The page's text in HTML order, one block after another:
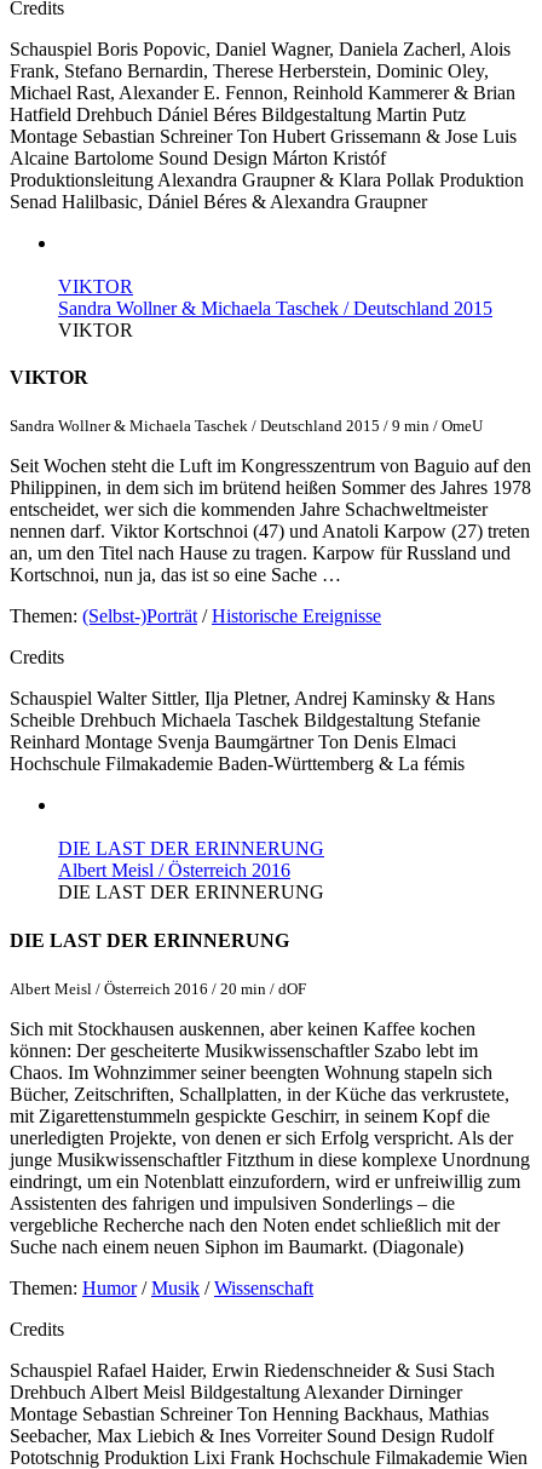
Credits
Schauspiel Boris Popovic, Daniel Wagner, Daniela Zacherl, Alois
Frank, Stefano Bernardin, Therese Herberstein, Dominic Oley,
Michael Rast, Alexander E. Fennon, Reinhold Kammerer & Brian
Hatfield Drehbuch Dániel Béres Bildgestaltung Martin Putz
Montage Sebastian Schreiner Ton Hubert Grissemann & Jose Luis
Alcaine Bartolome Sound Design Márton Kristóf
Produktionsleitung Alexandra Graupner & Klara Pollak Produktion
Senad Halilbasic, Dániel Béres & Alexandra Graupner
VIKTOR
Sandra Wollner & Michaela Taschek / Deutschland 2015
VIKTOR
VIKTOR
Sandra Wollner & Michaela Taschek / Deutschland 2015 / 9 min / OmeU
Seit Wochen steht die Luft im Kongresszentrum von Baguio auf den
Philippinen, in dem sich im brütend heißen Sommer des Jahres 1978
entscheidet, wer sich die kommenden Jahre Schachweltmeister
nennen darf. Viktor Kortschnoi (47) und Anatoli Karpow (27) treten
an, um den Titel nach Hause zu tragen. Karpow für Russland und
Kortschnoi, nun ja, das ist so eine Sache …
Themen: (Selbst-)Porträt /Historische Ereignisse
Credits
Schauspiel Walter Sittler, Ilja Pletner, Andrej Kaminsky & Hans
Scheible Drehbuch Michaela Taschek Bildgestaltung Stefanie
Reinhard Montage Svenja Baumgärtner Ton Denis Elmaci
Hochschule Filmakademie Baden-Württemberg & La fémis
DIE LAST DER ERINNERUNG
Albert Meisl / Österreich 2016
DIE LAST DER ERINNERUNG
DIE LAST DER ERINNERUNG
Albert Meisl / Österreich 2016 / 20 min / dOF
Sich mit Stockhausen auskennen, aber keinen Kaffee kochen
können: Der gescheiterte Musikwissenschaftler Szabo lebt im
Chaos. Im Wohnzimmer seiner beengten Wohnung stapeln sich
Bücher, Zeitschriften, Schallplatten, in der Küche das verkrustete,
mit Zigarettenstummeln gespickte Geschirr, in seinem Kopf die
unerledigten Projekte, von denen er sich Erfolg verspricht. Als der
junge Musikwissenschaftler Fitzthum in diese komplexe Unordnung
eindringt, um ein Notenblatt einzufordern, wird er unfreiwillig zum
Assistenten des fahrigen und impulsiven Sonderlings – die
vergebliche Recherche nach den Noten endet schließlich mit der
Suche nach einem neuen Siphon im Baumarkt. (Diagonale)
Themen: Humor/Musik /Wissenschaft
Credits
Schauspiel Rafael Haider, Erwin Riedenschneider & Susi Stach
Drehbuch Albert Meisl Bildgestaltung Alexander Dirninger
Montage Sebastian Schreiner Ton Henning Backhaus, Mathias
Seebacher, Max Liebich & Ines Vorreiter Sound Design Rudolf
Pototschnig Produktion Lixi Frank Hochschule Filmakademie Wien